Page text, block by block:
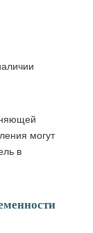
могут
в